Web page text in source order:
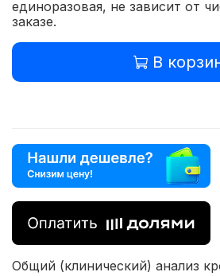
единоразовая, не зависит от
заказе.
В
Общий (клинический) анализ